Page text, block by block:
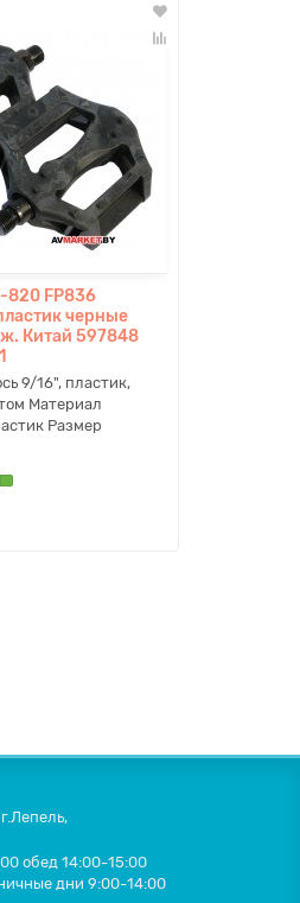
820 FP836
черные
Китай 597848
9/16", пластик,
Материал
Размер
обед 14:00-15:00
дни 9:00-14:00